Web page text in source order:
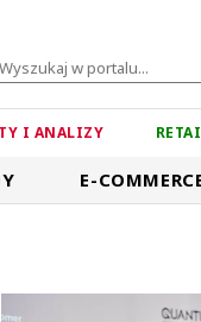
I ANALIZY
E-